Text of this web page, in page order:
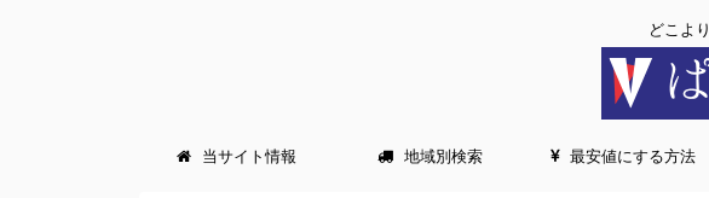
どこよ
当サイト情報 地域別検索 最安値にする方法